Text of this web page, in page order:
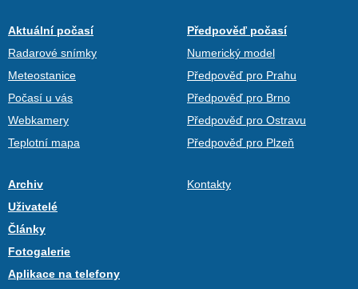
Aktuální počasí
Radarové snímky
Meteostanice
Počasí u vás
Webkamery
Teplotní mapa
Předpověď počasí
Numerický model
Předpověď pro Prahu
Předpověď pro Brno
Předpověď pro Ostravu
Předpověď pro Plzeň
Archiv
Uživatelé
Články
Fotogalerie
Aplikace na telefony
Kontakty